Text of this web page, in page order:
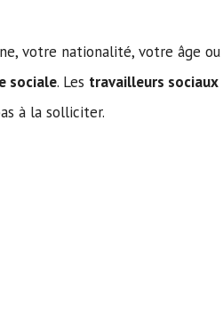
votre nationalité, votre âge
sociale. Les travailleurs sociaux
à la solliciter.